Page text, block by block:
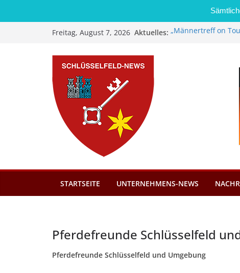
Freitag, August 7, 2026 Aktuelles: „Männertreff on
Stadt
Dieseldiebstahl im
STARTSEITE UNTERNEHMENS-NEWS
Pferdefreunde Schlüsselfeld
Pferdefreunde Schlüsselfeld und Umgebung